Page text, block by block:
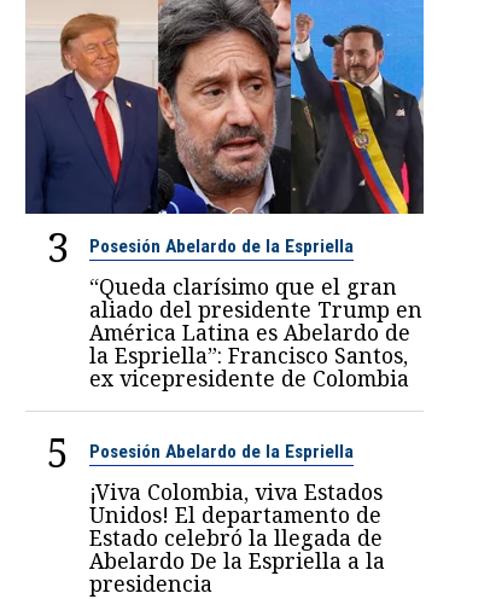
3 Posesión Abelardo de la Espriella
“Queda clarísimo que el gran
aliado del presidente Trump en
América Latina es Abelardo de
la Espriella”: Francisco Santos,
ex vicepresidente de Colombia
5 Posesión Abelardo de la Espriella
¡Viva Colombia, viva Estados
Unidos! El departamento de
Estado celebró la llegada de
Abelardo De la Espriella a la
presidencia